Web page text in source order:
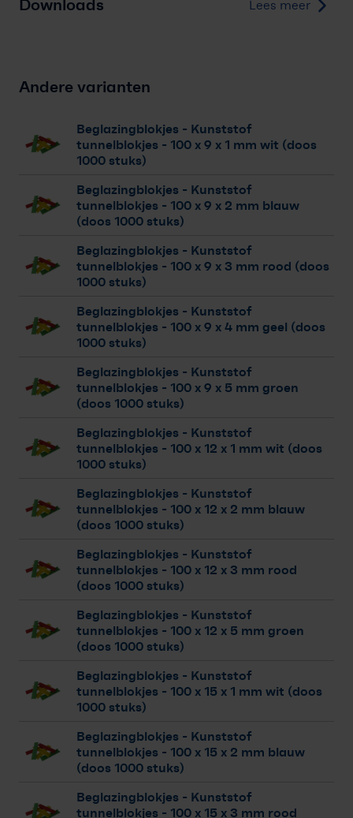
Downloads Lees meer
Andere varianten
Beglazingblokjes - Kunststof
tunnelblokjes - 100 x 9 x 1 mm wit (doos
1000 stuks)
Beglazingblokjes - Kunststof
tunnelblokjes - 100 x 9 x 2 mm blauw
(doos 1000 stuks)
Beglazingblokjes - Kunststof
tunnelblokjes - 100 x 9 x 3 mm rood (doos
1000 stuks)
Beglazingblokjes - Kunststof
tunnelblokjes - 100 x 9 x 4 mm geel (doos
1000 stuks)
Beglazingblokjes - Kunststof
tunnelblokjes - 100 x 9 x 5 mm groen
(doos 1000 stuks)
Beglazingblokjes - Kunststof
tunnelblokjes - 100 x 12 x 1 mm wit (doos
1000 stuks)
Beglazingblokjes - Kunststof
tunnelblokjes - 100 x 12 x 2 mm blauw
(doos 1000 stuks)
Beglazingblokjes - Kunststof
tunnelblokjes - 100 x 12 x 3 mm rood
(doos 1000 stuks)
Beglazingblokjes - Kunststof
tunnelblokjes - 100 x 12 x 5 mm groen
(doos 1000 stuks)
Beglazingblokjes - Kunststof
tunnelblokjes - 100 x 15 x 1 mm wit (doos
1000 stuks)
Beglazingblokjes - Kunststof
tunnelblokjes - 100 x 15 x 2 mm blauw
(doos 1000 stuks)
Beglazingblokjes - Kunststof
tunnelblokjes - 100 x 15 x 3 mm rood